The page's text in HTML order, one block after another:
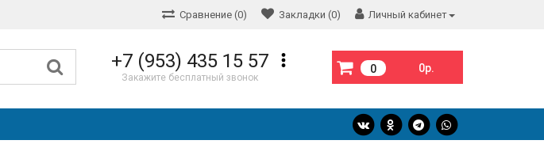
Сравнение (0) Закладки (0) Личный кабинет
+7 (953) 435 15 57
Закажите бесплатный звонок
0 0р.